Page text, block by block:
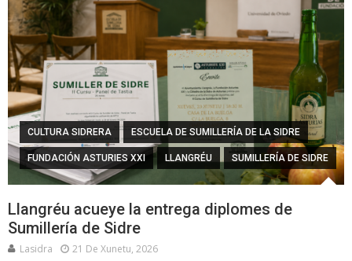
CULTURA SIDRERA ESCUELA DE SUMILLERÍA DE LA SIDRE
FUNDACIÓN ASTURIES XXI LLANGRÉU SUMILLERÍA DE SIDRE
Llangréu acueye la entrega diplomes de
Sumillería de Sidre
Lasidra 21 De Xunetu, 2026